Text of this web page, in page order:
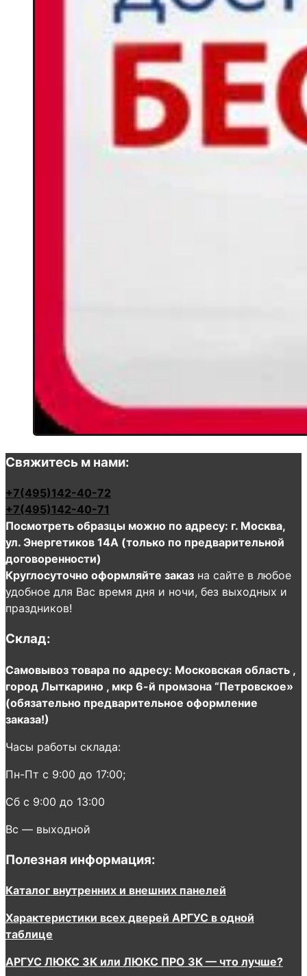
Свяжитесь м нами:
+7(495)142-40-72
+7(495)142-40-71
Посмотреть образцы можно по адресу: г. Москва,
ул. Энергетиков 14А (только по предварительной
договоренности)
Круглосуточно оформляйте заказ на сайте в любое
удобное для Вас время дня и ночи, без выходных и
праздников!
Склад:
Самовывоз товара по адресу: Московская область ,
город Лыткарино , мкр 6-й промзона “Петровское»
(обязательно предварительное оформление
заказа!)
Часы работы склада:
Пн-Пт с 9:00 до 17:00;
Сб с 9:00 до 13:00
Вс — выходной
Полезная информация:
Каталог внутренних и внешних панелей
Характеристики всех дверей АРГУС в одной
таблице
АРГУС ЛЮКС 3К или ЛЮКС ПРО 3К — что лучше?